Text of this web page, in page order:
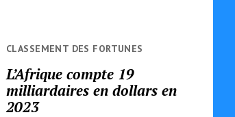
CLASSEMENT DES FORTUNES
L’Afrique compte 19
milliardaires en dollars en
2023